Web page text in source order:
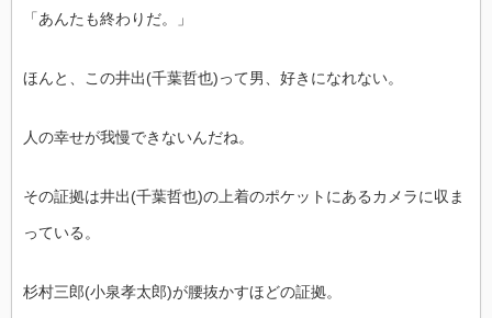
「あんたも終わりだ。」
ほんと、この井出(千葉哲也)って男、好きになれない。
人の幸せが我慢できないんだね。
その証拠は井出(千葉哲也)の上着のポケットにあるカメラに収ま
っている。
杉村三郎(小泉孝太郎)が腰抜かすほどの証拠。